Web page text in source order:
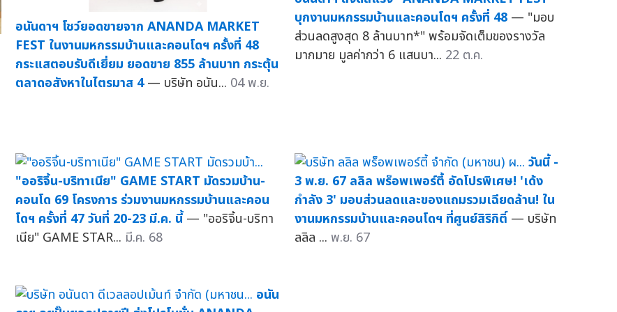
อนันดาฯ โชว์ยอดขายจาก ANANDA MARKET
FEST ในงานมหกรรมบ้านและคอนโดฯ ครั้งที่ 48
กระแสตอบรับดีเยี่ยม ยอดขาย 855 ล้านบาท กระตุ้น
ตลาดอสังหาในไตรมาส 4 — บริษัท อนัน... 04 พ.ย.
บุกงานมหกรรมบ้านและคอนโดฯ ครั้งที่ 48 — "มอบ
ส่วนลดสูงสุด 8 ล้านบาท*" พร้อมจัดเต็มของรางวัล
มากมาย มูลค่ากว่า 6 แสนบา... 22 ต.ค.
"ออริจิ้น-บริทาเนีย" GAME START มัดรวมบ้าน-
คอนโด 69 โครงการ ร่วมงานมหกรรมบ้านและคอน
โดฯ ครั้งที่ 47 วันที่ 20-23 มี.ค. นี้ — "ออริจิ้น-บริทา
เนีย" GAME STAR... มี.ค. 68
วันนี้ -
3 พ.ย. 67 ลลิล พร็อพเพอร์ตี้ อัดโปรพิเศษ! 'เด้ง
กำลัง 3' มอบส่วนลดและของแถมรวมเฉียดล้าน! ใน
งานมหกรรมบ้านและคอนโดฯ ที่ศูนย์สิริกิติ์ — บริษัท
ลลิล ... พ.ย. 67
อนัน